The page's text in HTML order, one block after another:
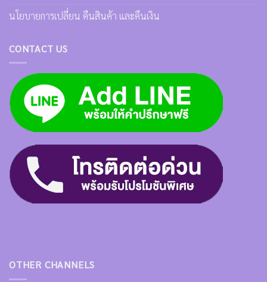
นโยบายการเปลี่ยน คืนสินค้า และคืนเงิน
CONTACT US
OTHER CHANNELS